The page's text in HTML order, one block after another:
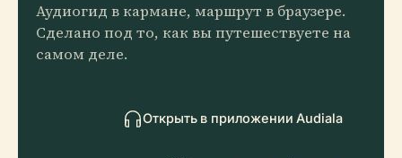
Аудиогид в кармане, маршрут в браузере.
Сделано под то, как вы путешествуете на
самом деле.
Открыть в приложении Audiala